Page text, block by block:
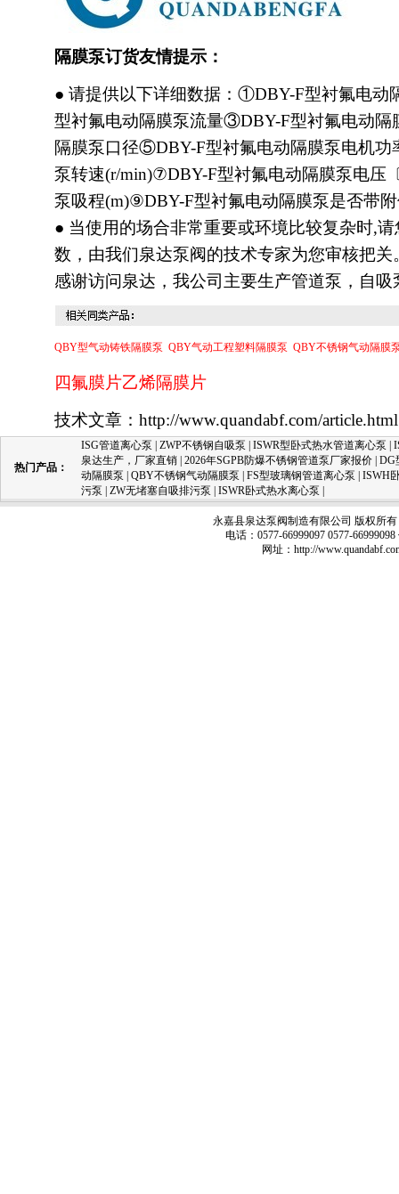
隔膜泵订货友情提示：
● 请提供以下详细数据：①DBY-F型衬氟电
型衬氟电动隔膜泵流量③DBY-F型衬氟电动
隔膜泵口径⑤DBY-F型衬氟电动隔膜泵电机
泵转速(r/min)⑦DBY-F型衬氟电动隔膜泵电压
泵吸程(m)⑨DBY-F型衬氟电动隔膜泵是否带
● 当使用的场合非常重要或环境比较复杂时,
数，由我们泉达泵阀的技术专家为您审核把关
感谢访问泉达，我公司主要生产管道泵 ，自
QBY型气动铸铁隔膜泵 QBY气动工程塑料隔膜泵 QBY不锈钢气动隔膜
四氟膜片乙烯隔膜片
技术文章：http://www.quandabf.com/article.html
热门产品：
ISG管道离心泵 ZWP不锈钢自吸泵 ISWR型卧式热水管道离心泵
泉达生产，厂家直销 2026年SGPB防爆不锈钢管道泵厂家报价 DG
动隔膜泵
QBY不锈钢气动隔膜泵 FS型玻璃钢管道离心泵
ISWH
污泵
ZW无堵塞自吸排污泵 ISWR卧式热水离心泵
永嘉县泉达泵阀制造有限公司 版权所
电话：0577-66999097 0577-
网址： http://